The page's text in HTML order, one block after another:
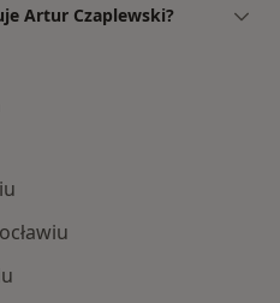
Artur Czaplewski?